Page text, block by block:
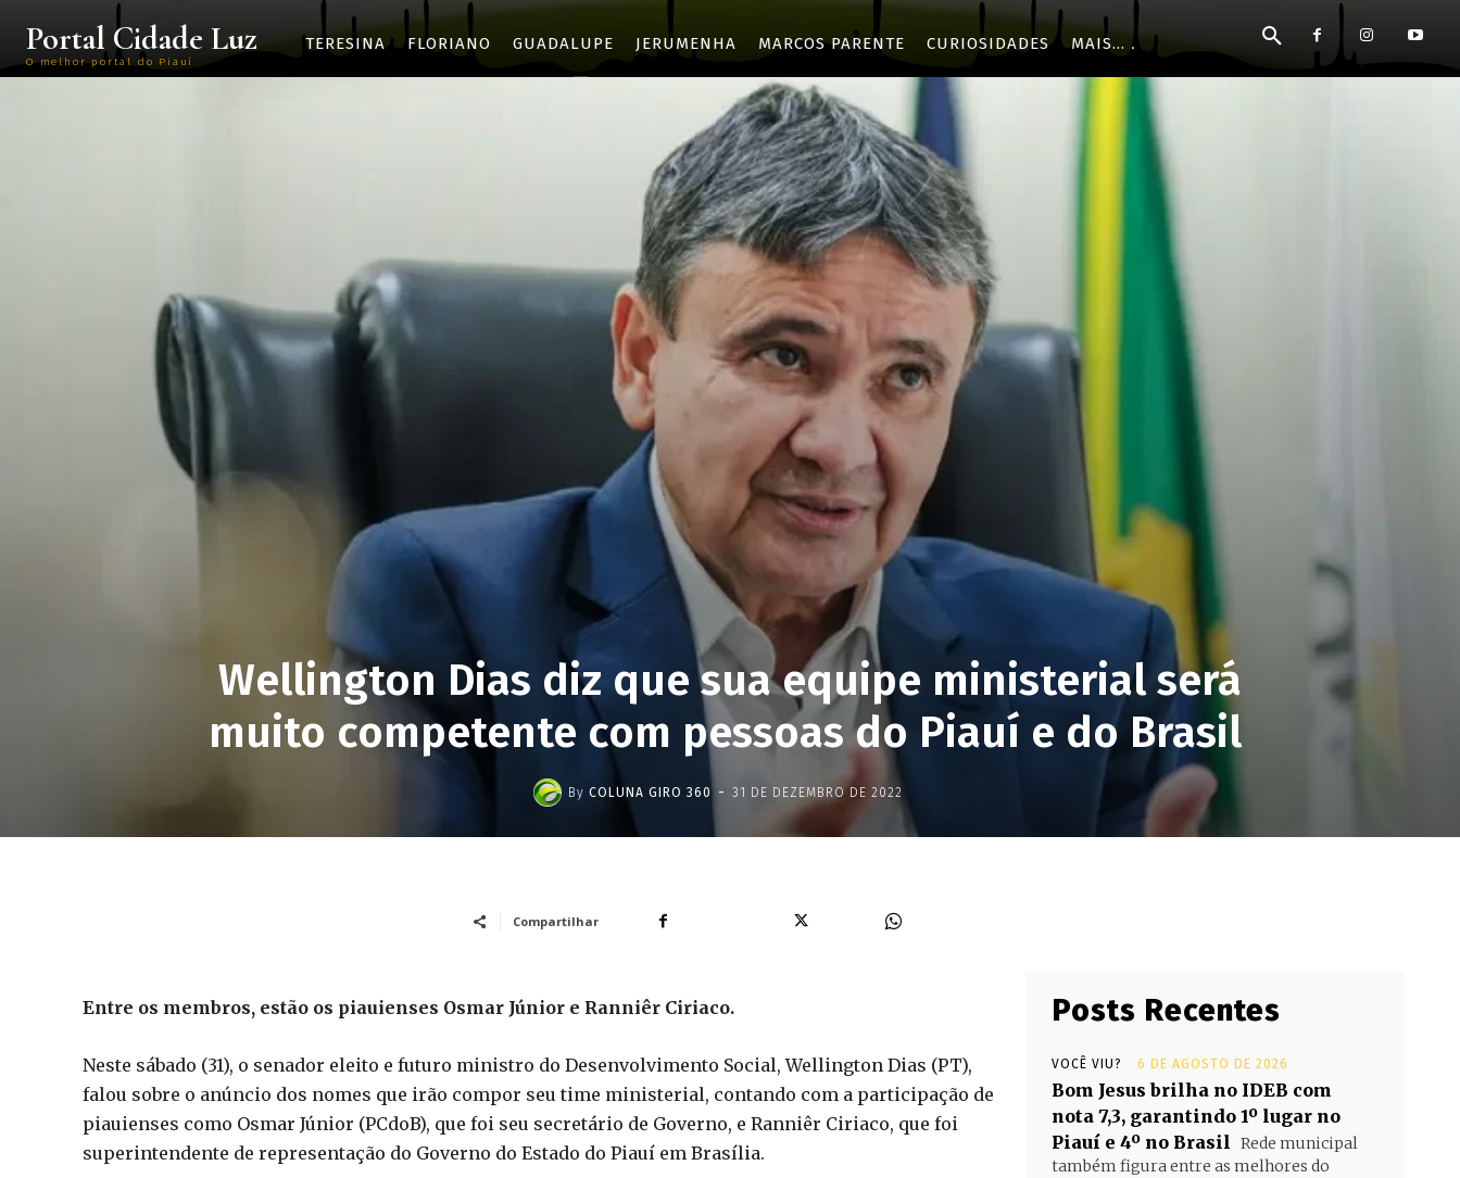
Portal Cidade Luz
O melhor portal do Piauí
TERESINA FLORIANO GUADALUPE JERUMENHA MARCOS PARENTE CURIOSIDADES MAIS...
Wellington Dias diz que sua equipe ministerial será
muito competente com pessoas do Piauí e do Brasil
By COLUNA GIRO 360 - 31 DE DEZEMBRO DE 2022
Compartilhar
Entre os membros, estão os piauienses Osmar Júnior e Ranniêr Ciriaco.
Neste sábado (31), o senador eleito e futuro ministro do Desenvolvimento Social, Wellington Dias (PT),
falou sobre o anúncio dos nomes que irão compor seu time ministerial, contando com a participação de
piauienses como Osmar Júnior (PCdoB), que foi seu secretário de Governo, e Ranniêr Ciriaco, que foi
superintendente de representação do Governo do Estado do Piauí em Brasília.
Posts Recentes
VOCÊ VIU? 6 DE AGOSTO DE 2026
Bom Jesus brilha no IDEB com
nota 7,3, garantindo 1º lugar no
Piauí e 4º no Brasil Rede municipal
também figura entre as melhores do